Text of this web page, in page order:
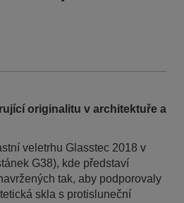
originalitu v architektuře a
veletrhu Glasstec 2018 v
G38), kde představí
tak, aby podporovaly
skla s protisluneční